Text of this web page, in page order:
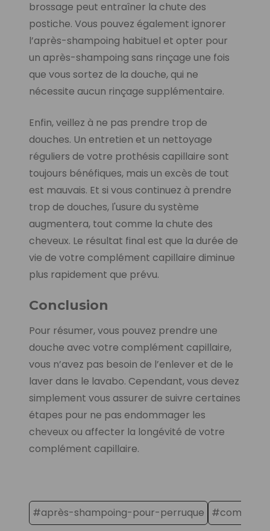
brossage peut entraîner la chute des
postiche. Vous pouvez également ignorer
l’après-shampoing habituel et opter pour
un après-shampoing sans rinçage une fois
que vous sortez de la douche, qui ne
nécessite aucun rinçage supplémentaire.
Enfin, veillez à ne pas prendre trop de
douches. Un entretien et un nettoyage
réguliers de votre prothésis capillaire sont
toujours bénéfiques, mais un excès de tout
est mauvais. Et si vous continuez à prendre
trop de douches, l'usure du système
augmentera, tout comme la chute des
cheveux. Le résultat final est que la durée de
vie de votre complément capillaire diminue
plus rapidement que prévu.
Conclusion
Pour résumer, vous pouvez prendre une
douche avec votre complément capillaire,
vous n’avez pas besoin de l’enlever et de le
laver dans le lavabo. Cependant, vous devez
simplement vous assurer de suivre certaines
étapes pour ne pas endommager les
cheveux ou affecter la longévité de votre
complément capillaire.
#après-shampoing-pour-perruque